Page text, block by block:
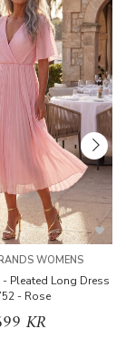
WOMENS
Pleated Long Dress
- Rose
KR